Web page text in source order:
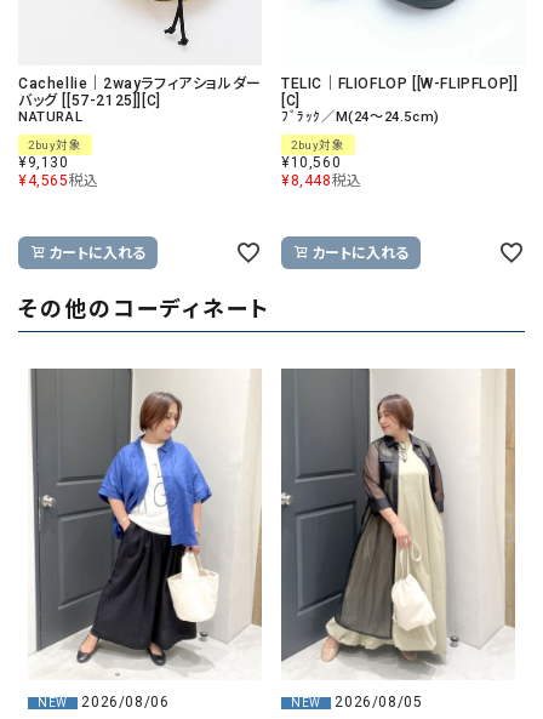
Cachellie｜2wayラフィアショルダー
バッグ [[57-2125]][C]
NATURAL
2buy対象
¥9,130
¥4,565税込
カートに入れる
TELIC｜FLIOFLOP [[W-FLIPFLOP]]
[C]
ﾌﾞﾗｯｸ／M(24～24.5cm)
2buy対象
¥10,560
¥8,448税込
カートに入れる
その他のコーディネート
NEW 2026/08/06 NEW 2026/08/05